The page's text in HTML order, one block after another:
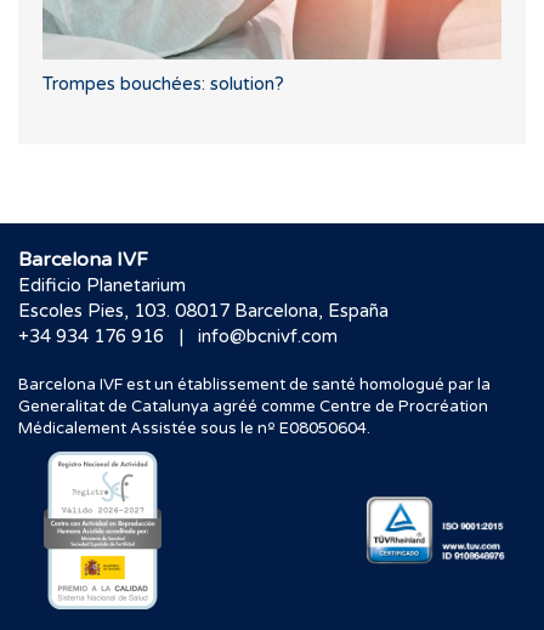
Trompes bouchées: solution?
Barcelona IVF
Edificio Planetarium
Escoles Pies, 103. 08017 Barcelona, España
+34 934 176 916
| info@bcnivf.com
Barcelona IVF est un établissement de santé homologué par la
Generalitat de Catalunya agréé comme Centre de Procréation
Médicalement Assistée sous le nº E08050604.